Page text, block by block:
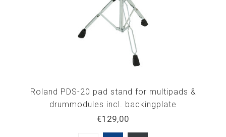
Roland PDS-20 pad stand for multipads &
drummodules incl. backingplate
€129,00